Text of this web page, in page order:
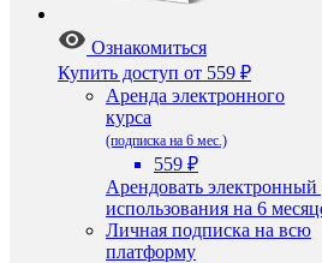
Ознакомиться
Купить доступ от 559 ₽
Аренда электронного
курса
(подписка на 6 мес.)
559 ₽
Арендовать
использования на 6
Личная подписка на всю
платформу